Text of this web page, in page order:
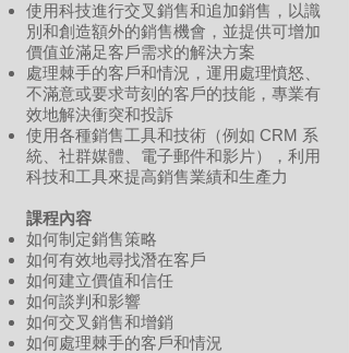
使用科技進行交叉銷售和追加銷售，以識
別和創造額外的銷售機會，並提供可增加
價值並滿足客戶需求的解決方案
處理棘手的客戶和情況，運用處理憤怒、
不滿意或要求苛刻的客戶的技能，專業有
效地解決衝突和投訴
使用各種銷售工具和技術（例如 CRM 系
統、社群媒體、電子郵件和影片），利用
科技和工具來提高銷售業績和生產力
課程內容
如何制定銷售策略
如何有效地尋找潛在客戶
如何建立價值和信任
如何談判和影響
如何交叉銷售和增銷
如何處理棘手的客戶和情況